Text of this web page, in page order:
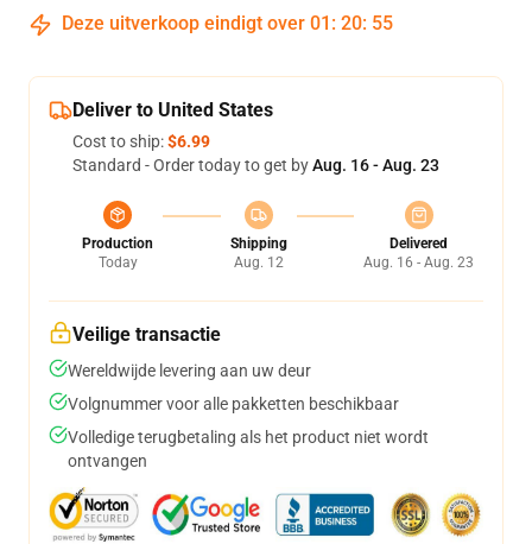
Deze uitverkoop eindigt over 01 : 20: 54
Deliver to United States
Cost to ship:$6.99
Standard - Order today to get byAug. 16 - Aug. 23
Production
Today
Shipping
Aug. 12
Delivered
Aug. 16 - Aug. 23
Veilige transactie
Wereldwijde levering aan uw deur
Volgnummer voor alle pakketten beschikbaar
Volledige terugbetaling als het product niet wordt
ontvangen